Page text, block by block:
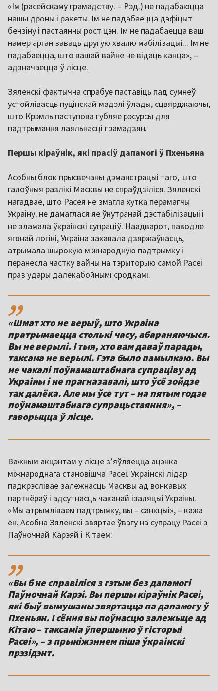
«Ім (расейскаму грамадству. – Рэд.) не падабаюцца
нашы дроны і ракеты. Ім не падабаецца дэфіцыт
бензіну і пастаянны рост цэн. Ім не падабаецца ваш
намер арганізаваць другую хвалю мабілізацыі... Ім не
падабаецца, што вашай вайне не відаць канца», –
адзначаецца ў лісце.
Зяленскі фактычна спрабуе паставіць пад сумнеў
устойлівасць пуцінскай мадэлі ўлады, сцвярджаючы,
што Крэмль паступова губляе рэсурсы для
падтрымання лаяльнасці грамадзян.
Першы кіраўнік, які прасіў дапамогі ў Пхеньяна
Асобны блок прысвечаны дэманстрацыі таго, што
галоўныя разлікі Масквы не спраўдзіліся. Зяленскі
нагадвае, што Расея не змагла хутка перамагчы
Украіну, не дамаглася яе ўнутранай дэстабілізацыі і
не зламала ўкраінскі супраціў. Наадварот, паводле
ягонай логікі, Украіна захавала дзяржаўнасць,
атрымала шырокую міжнародную падтрымку і
перанесла частку вайны на тэрыторыю самой Расеі
праз удары далёкабойнымі сродкамі.
,,
«Шмат хто не верыў, што Украіна
пратрымаецца столькі часу, абараняючыся.
Вы не верылі. І тыя, хто вам даваў парады,
таксама не верылі. Гэта было памылкаю. Вы
не чакалі поўнамаштабнага супраціву ад
Украіны і не прагназавалі, што ўсё зойдзе
так далёка. Але мы ўсе тут – на пятым годзе
поўнамаштабнага супрацьстаяння», –
гаворыцца ў лісце.
Важным акцэнтам у лісце з’яўляецца ацэнка
міжнароднага становішча Расеі. Украінскі лідар
падкрэслівае залежнасць Масквы ад вонкавых
партнёраў і адсутнасць чаканай ізаляцыі Украіны.
«Мы атрымліваем падтрымку, вы – санкцыі», – кажа
ён. Асобна Зяленскі звяртае ўвагу на супрацу Расеі з
Паўночнай Карэяй і Кітаем:
,,
«Вы б не справіліся з гэтым без дапамогі
Паўночнай Карэі. Вы першы кіраўнік Расеі,
які быў вымушаны звяртацца па дапамогу ў
Пхеньян. І сёння вы поўнасцю залежыце ад
Кітаю – таксаміа ўпершыню ў гісторыі
Расеі», – з прыніжэннем піша ўкраінскі
прэзідэнт.